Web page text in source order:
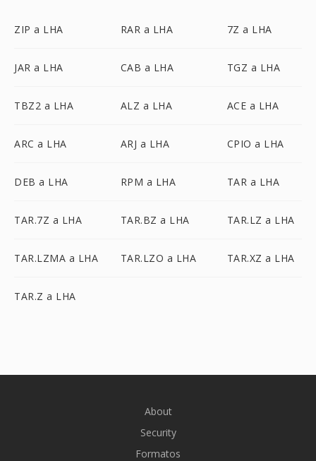
ZIP a LHA RAR a LHA 7Z a LHA
JAR a LHA CAB a LHA TGZ a LHA
TBZ2 a LHA ALZ a LHA ACE a LHA
ARC a LHA ARJ a LHA CPIO a LHA
DEB a LHA RPM a LHA TAR a LHA
TAR.7Z a LHA TAR.BZ a LHA TAR.LZ a LHA
TAR.LZMA a LHA TAR.LZO a LHA TAR.XZ a LHA
TAR.Z a LHA
About
Security
Formatos